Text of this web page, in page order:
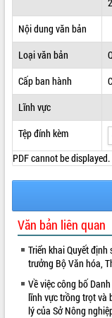
ĐIỂM TIN VĂN BẢN
QUY HOẠCH - KẾ HOẠCH
Nội dung văn bản
Loại văn bản
Cấp ban hành
Lĩnh vực
Tệp đính kèm
PDF cannot be displayed.
Văn bản liên quan
Triển khai Quyết
trưởng Bộ Văn hóa,
Về việc công bố
lĩnh vực trồng trọt và
lý của Sở Nông